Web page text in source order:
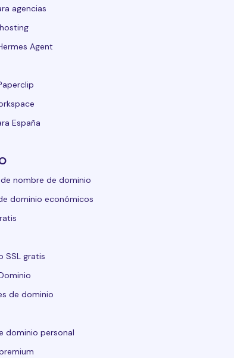
agencias
Agent
España
nombre de dominio
dominio económicos
SSL gratis
de dominio
dominio personal